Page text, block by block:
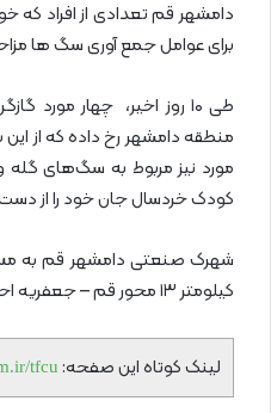
دامشهر قم تعدادی از افراد که
برای عوامل جمع آوری سگ ها
طی ۱۰ روز اخیر، چهار
کودک خردسال جان خود را از دست
کیلومتر ۱۳ محور قم – جعفریه احداث شد.
لینک کوتاه این صفحه: tfcu